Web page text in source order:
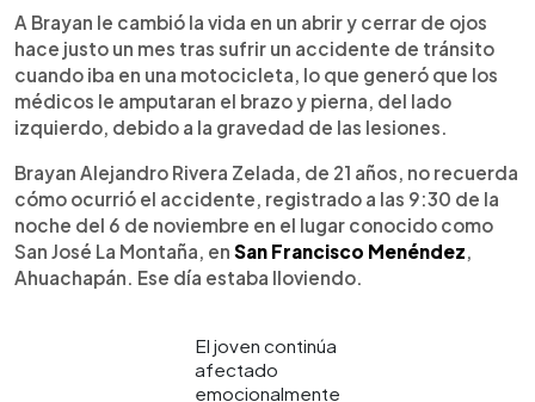
Escuchar artículo
A Brayan le cambió la vida en un abrir y cerrar de ojos
hace justo un mes tras sufrir un accidente de tránsito
cuando iba en una motocicleta, lo que generó que los
médicos le amputaran el brazo y pierna, del lado
izquierdo, debido a la gravedad de las lesiones.
Brayan Alejandro Rivera Zelada, de 21 años, no recuerda
cómo ocurrió el accidente, registrado a las 9:30 de la
noche del 6 de noviembre en el lugar conocido como
San José La Montaña, en San Francisco Menéndez,
Ahuachapán. Ese día estaba lloviendo.
El joven continúa
afectado
emocionalmente